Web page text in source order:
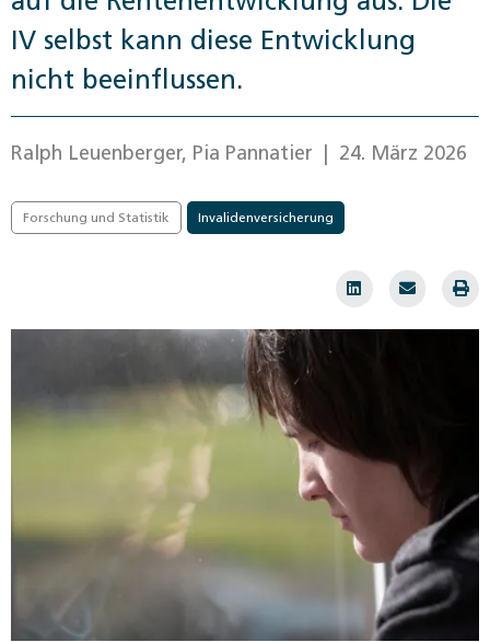
IV selbst kann diese Entwicklung
nicht beeinflussen.
Ralph Leuenberger, Pia Pannatier | 24. März 2026
Forschung und Statistik Invalidenversicherung